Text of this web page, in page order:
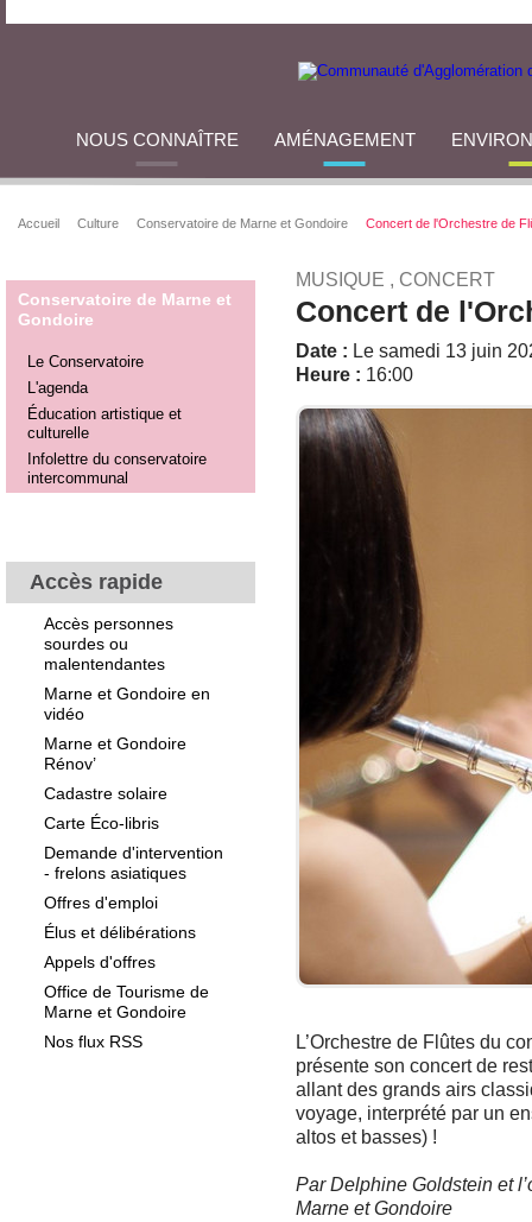
NOUS CONNAÎTRE AMÉNAGEMENT
Accueil Culture Conservatoire de Marne et Gondoire Concert de l'Orchestre de
Conservatoire de Marne et
Gondoire
Le Conservatoire
L'agenda
Éducation artistique et
culturelle
Infolettre du conservatoire
intercommunal
Accès rapide
Accès personnes
sourdes ou
malentendantes
Marne et Gondoire en
vidéo
Marne et Gondoire
Rénov’
Cadastre solaire
Carte Éco-libris
Demande d'intervention
- frelons asiatiques
Offres d'emploi
Élus et délibérations
Appels d'offres
Office de Tourisme de
Marne et Gondoire
Nos flux RSS
MUSIQUE , CONCERT
Concert de
Date : Le samedi 13 juin
Heure : 16:00
L’Orchestre de Flûtes du
présente son concert de
allant des grands airs
voyage, interprété par un
altos et basses) !
Par Delphine Goldstein et
Marne et Gondoire